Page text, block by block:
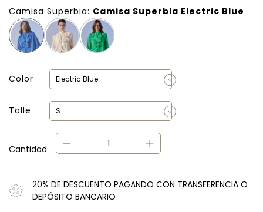
Camisa Superbia: Camisa Superbia Electric Blue
Color
Talle
Cantidad
20% DE DESCUENTO PAGANDO CON TRANSFERENCIA O
DEPÓSITO BANCARIO